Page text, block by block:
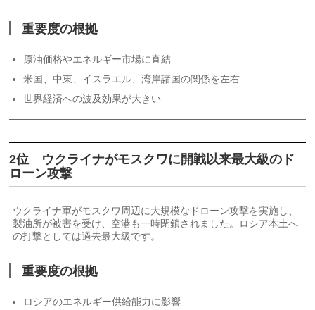
重要度の根拠
原油価格やエネルギー市場に直結
米国、中東、イスラエル、湾岸諸国の関係を左右
世界経済への波及効果が大きい
2位 ウクライナがモスクワに開戦以来最大級のド
ローン攻撃
ウクライナ軍がモスクワ周辺に大規模なドローン攻撃を実施し、
製油所が被害を受け、空港も一時閉鎖されました。ロシア本土へ
の打撃としては過去最大級です。
重要度の根拠
ロシアのエネルギー供給能力に影響